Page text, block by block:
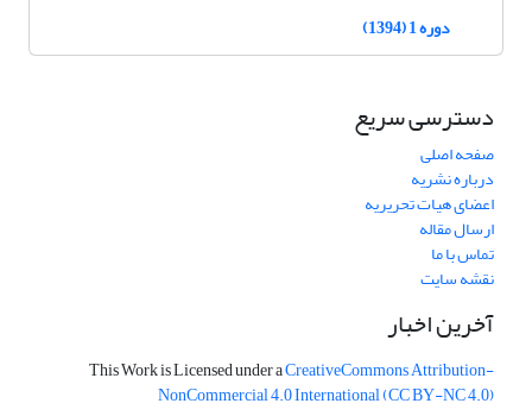
دوره 1 (1394)
دسترسی سریع
صفحه اصلی
درباره نشریه
اعضای هیات تحریریه
ارسال مقاله
تماس با ما
نقشه سایت
آخرین اخبار
This Work is Licensed under aCreativeCommonsAttribution-
NonCommercial 4.0 International(CC BY-NC 4.0)